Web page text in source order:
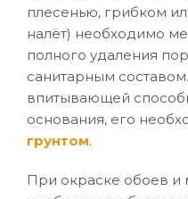
плесенью, грибком
налёт) необходимо
полного удаления
санитарным
впитывающей
основания, его
грунтом.
При окраске обоев и